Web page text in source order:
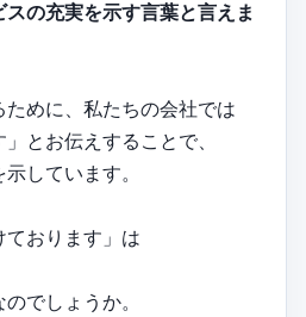
の充実を示す言葉と言えま
めに、私たちの会社では
とお伝えすることで、
しています。
ております」は
でしょうか。